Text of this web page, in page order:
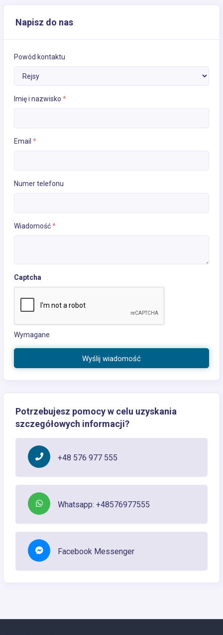
Napisz do nas
Powód kontaktu
Imię i nazwisko *
Email *
Numer telefonu
Wiadomość*
Captcha
Wymagane
Wyślij wiadomość
Potrzebujesz pomocy w celu uzyskania
szczegółowych informacji?
+48 576 977 555
Whatsapp: +48576977555
Facebook Messenger